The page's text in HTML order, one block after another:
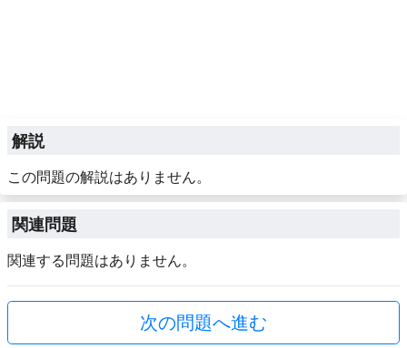
解説
この問題の解説はありません。
関連問題
関連する問題はありません。
次の問題へ進む